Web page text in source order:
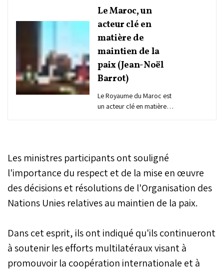
Le Maroc, un
acteur clé en
matière de
maintien de la
paix (Jean-Noël
Barrot)
Le Royaume du Maroc est
un acteur clé en matière
le ministre français de
l’Europe et des Affaires
Barrot.
Les ministres participants ont souligné
l'importance du respect et de la mise en œuvre
des décisions et résolutions de l'Organisation des
Nations Unies relatives au maintien de la paix.
Dans cet esprit, ils ont indiqué qu'ils continueront
à soutenir les efforts multilatéraux visant à
promouvoir la coopération internationale et à